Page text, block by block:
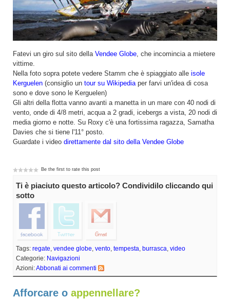
Fatevi un giro sul sito della Vendee Globe , che incomincia a mietere
vittime.
Nella foto sopra potete vedere Stamm che è spiaggiato alle isole
Kerguelen (consiglio un tour su Wikipedia per farvi un'idea di cosa
sono e dove sono le Kerguelen)
Gli altri della flotta vanno avanti a manetta in un mare con 40 nodi di
vento, onde di 4/8 metri, acqua a 2 gradi, icebergs a vista, 20 nodi di
media giorno e notte. Su Roxy c'è una fortissima ragazza, Samatha
Davies che si tiene l'11° posto.
Guardate i video direttamente dal sito della Vendee Globe
Be the first to rate this post
Ti è piaciuto questo articolo? Condividilo cliccando qui
sotto
Tags: regate vendee globe vento tempesta burrasca video
Categorie: Navigazioni
Azioni:Abbonati ai commenti
Afforcare o appennellare?